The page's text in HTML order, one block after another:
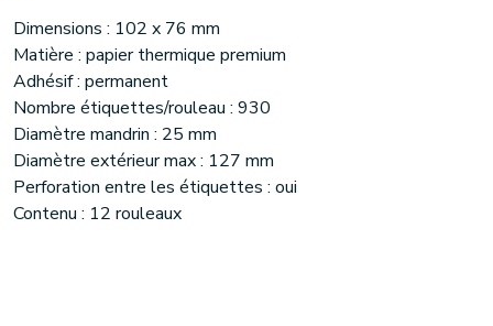
Dimensions : 102 x 76 mm
Matière : papier thermique premium
Adhésif : permanent
Nombre étiquettes/rouleau : 930
Diamètre mandrin : 25 mm
Diamètre extérieur max : 127 mm
Perforation entre les étiquettes : oui
Contenu : 12 rouleaux